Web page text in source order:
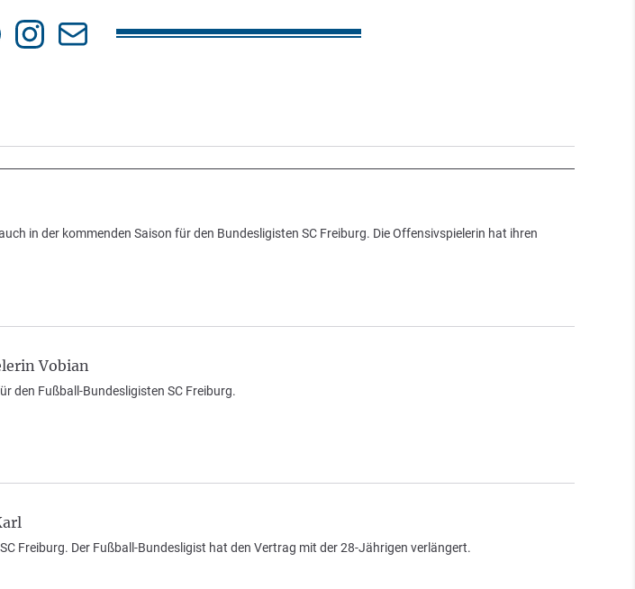
in der kommenden Saison für den Bundesligisten SC Freiburg. Die Offensivspielerin hat ihren
Vobian
den Fußball-Bundesligisten SC Freiburg.
Freiburg. Der Fußball-Bundesligist hat den Vertrag mit der 28-Jährigen verlängert.